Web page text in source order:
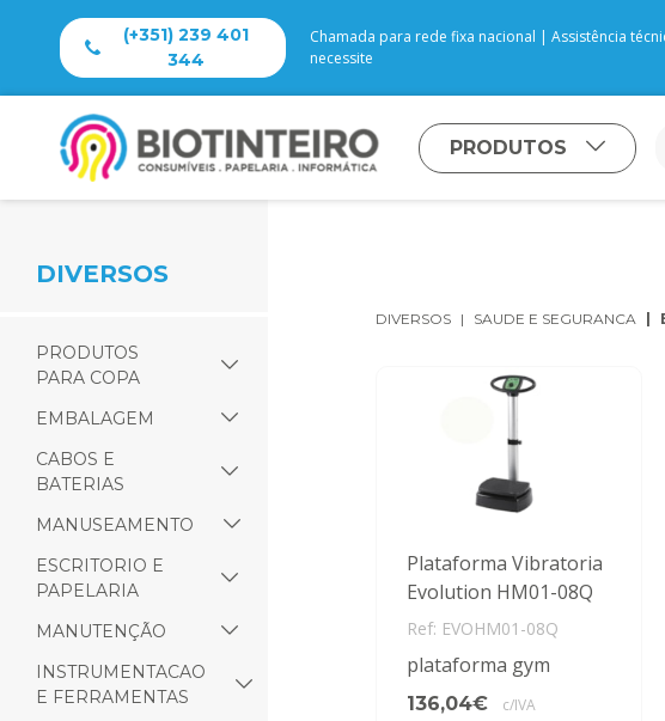
(+351) 239 401
344
Chamada para rede fixa nacional | Assistência
necessite
PRODUTOS
DIVERSOS
PRODUTOS
PARA COPA
EMBALAGEM
CABOS E
BATERIAS
MANUSEAMENTO
ESCRITORIO E
PAPELARIA
MANUTENÇÃO
INSTRUMENTACAO
E FERRAMENTAS
DIVERSOS SAUDE E SEGURANCA
Plataforma Vibratoria
Evolution HM01-08Q
Ref: EVOHM01-08Q
plataforma gym
136,04€ c/IVA